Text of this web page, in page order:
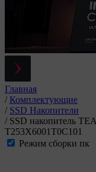
Главная
/ Комплектующие
/ SSD Накопители
/ SSD накопитель
T253X6001T0C101
Режим сборки пк